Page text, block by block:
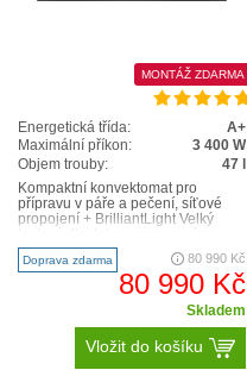
MONTÁŽ ZDARMA
Energetická třída:
A+
Maximální příkon:
3 400 W
Objem trouby:
47 l
Kompaktní konvektomat pro
přípravu v páře a pečení, síťové
propojení + BrilliantLight Velký
ovládáním – DirectSenso..
Doprava zdarma 80 990 Kč
80 990 Kč
Skladem
Vložit do košíku